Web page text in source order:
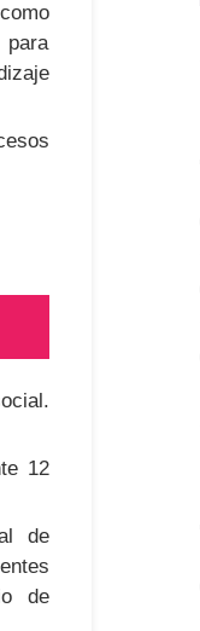
para
12
de
de